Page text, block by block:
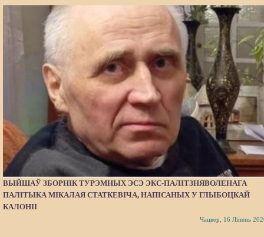
ВЫЙШАЎ ЗБОРНІК ТУРЭМНЫХ ЭСЭ ЭКС-ПАЛІТЗНЯВОЛЕНАГА
ПАЛІТЫКА МІКАЛАЯ СТАТКЕВІЧА, НАПІСАНЫХ У ГЛЫБОЦКАЙ
КАЛОНІІ
Чацвер, 16 Ліпень